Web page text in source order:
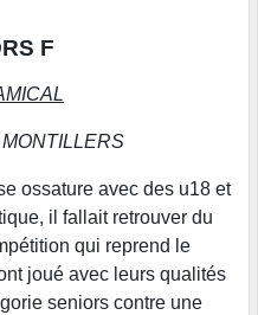
F
ossature avec des u18 et
il fallait retrouver du
qui reprend le
joué avec leurs qualités
seniors contre une